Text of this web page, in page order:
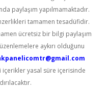
paylaşım yapılmamaktadır.
tamamen tesadüfidir.
ücretsiz bir bilgi paylaşım
aykırı olduğunu
yasal süre içerisinde